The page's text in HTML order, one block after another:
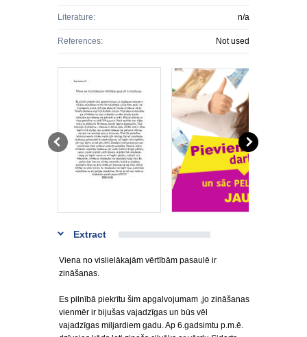
Literature: n/a
References: Not used
Extract
Viena no vislielākajām vērtībām pasaulē ir
zināšanas.
Es pilnībā piekrītu šim apgalvojumam ,jo zināšanas
vienmēr ir bijušas vajadzīgas un būs vēl
vajadzīgas miljardiem gadu. Ap 6.gadsimtu p.m.ē.